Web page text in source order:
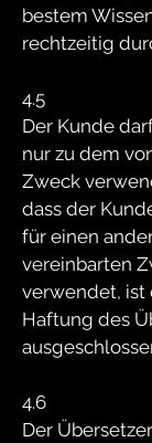
bestem
rechtzeitig
4.5
Der Kunde
nur zu dem
Zweck
dass der
für einen
vereinbarten
verwendet, ist
Haftung des
4.6
Der